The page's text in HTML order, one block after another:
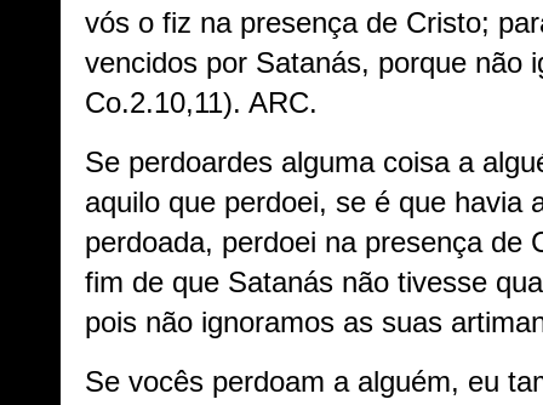
vós o fiz na presença de Cristo;
vencidos por Satanás, porque não
Co.2.10,11). ARC.
Se perdoardes alguma coisa a
aquilo que perdoei, se é que havia
perdoada, perdoei na presença de
fim de que Satanás não tivesse
pois não ignoramos as suas
Se vocês perdoam a alguém, eu